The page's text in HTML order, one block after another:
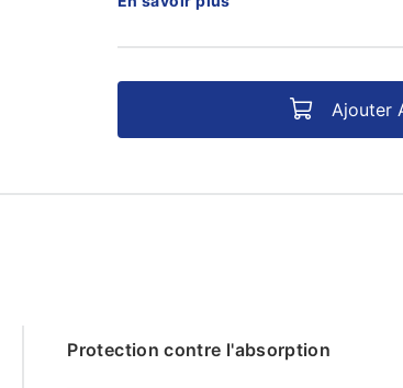
Ajouter
Protection contre l'absorption